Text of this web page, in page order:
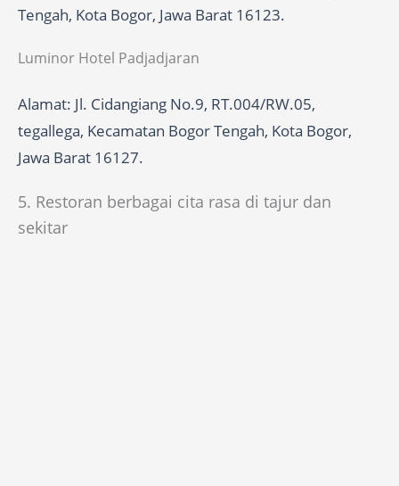
Tengah, Kota Bogor, Jawa Barat 16123.
Luminor Hotel Padjadjaran
Alamat: Jl. Cidangiang No.9, RT.004/RW.05,
tegallega, Kecamatan Bogor Tengah, Kota Bogor,
Jawa Barat 16127.
5. Restoran berbagai cita rasa di tajur dan
sekitar